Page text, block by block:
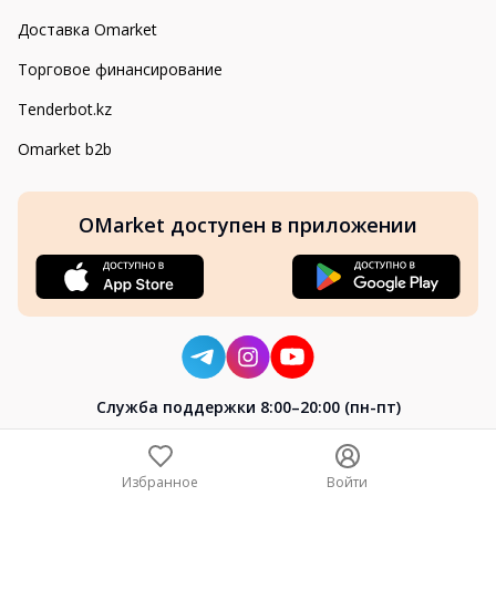
Доставка Omarket
Торговое финансирование
Tenderbot.kz
Omarket b2b
OMarket доступен в приложении
Cлужба поддержки 8:00–20:00 (пн-пт)
Избранное Войти